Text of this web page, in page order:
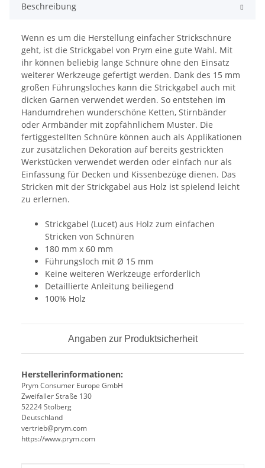
Beschreibung
Wenn es um die Herstellung einfacher Strickschnüre
geht, ist die Strickgabel von Prym eine gute Wahl. Mit
ihr können beliebig lange Schnüre ohne den Einsatz
weiterer Werkzeuge gefertigt werden. Dank des 15 mm
großen Führungsloches kann die Strickgabel auch mit
dicken Garnen verwendet werden. So entstehen im
Handumdrehen wunderschöne Ketten, Stirnbänder
oder Armbänder mit zopfähnlichem Muster. Die
fertiggestellten Schnüre können auch als Applikationen
zur zusätzlichen Dekoration auf bereits gestrickten
Werkstücken verwendet werden oder einfach nur als
Einfassung für Decken und Kissenbezüge dienen. Das
Stricken mit der Strickgabel aus Holz ist spielend leicht
zu erlernen.
Strickgabel (Lucet) aus Holz zum einfachen
Stricken von Schnüren
180 mm x 60 mm
Führungsloch mit Ø 15 mm
Keine weiteren Werkzeuge erforderlich
Detaillierte Anleitung beiliegend
100% Holz
Angaben zur Produktsicherheit
Herstellerinformationen:
Prym Consumer Europe GmbH
Zweifaller Straße 130
52224 Stolberg
Deutschland
vertrieb@prym.com
https://www.prym.com